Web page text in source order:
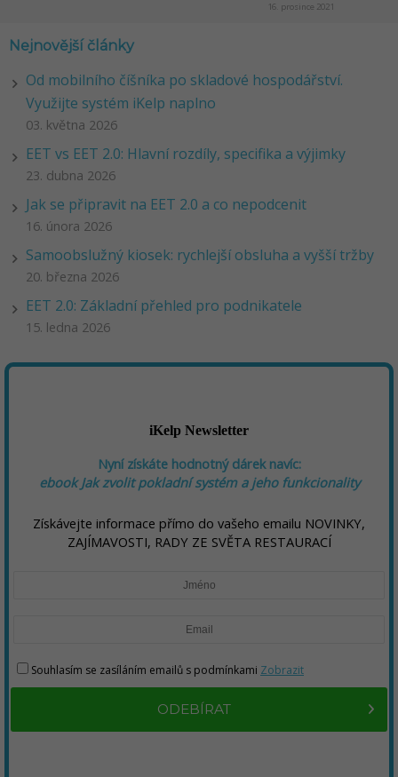
16. prosince 2021
Nejnovější články
Od mobilního číšníka po skladové hospodářství.
Využijte systém iKelp naplno
03. května 2026
EET vs EET 2.0: Hlavní rozdíly, specifika a výjimky
23. dubna 2026
Jak se připravit na EET 2.0 a co nepodcenit
16. února 2026
Samoobslužný kiosek: rychlejší obsluha a vyšší tržby
20. března 2026
EET 2.0: Základní přehled pro podnikatele
15. ledna 2026
iKelp Newsletter
Nyní získáte hodnotný dárek navíc:
ebookJak zvolit pokladní systém a jeho funkcionality
Získávejte informace přímo do vašeho emailu NOVINKY,
ZAJÍMAVOSTI, RADY ZE SVĚTA RESTAURACÍ
Souhlasím se zasíláním emailů s podmínkami Zobrazit
ODEBÍRAT